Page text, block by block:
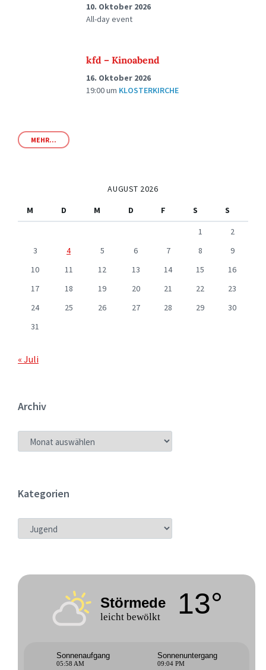
10. Oktober 2026
All-day event
kfd – Kinoabend
16. Oktober 2026
19:00um KLOSTERKIRCHE
MEHR...
AUGUST 2026
M
D M D F S
S
1
2
3
4 5 6 7 8
9
10
11 12 13 14 15
16
17
18 19 20 21 22
23
24
25 26 27 28 29
30
31
« Juli
Archiv
ARCHIV
Kategorien
KATEGORIEN
Störmede
leicht bewölkt 13°
Sonnenaufgang
05:58 AM
Sonnenuntergang
09:04 PM